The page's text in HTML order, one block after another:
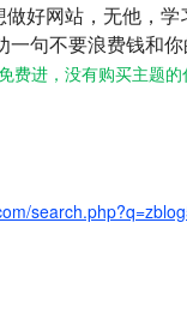
好网站，无他，
一句不要浪费钱和
费进，没有购买主题